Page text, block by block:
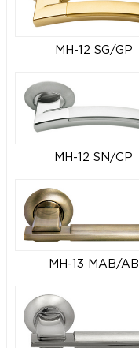
MH-12 SG/GP
MH-12 SN/CP
MH-13 MAB/AB